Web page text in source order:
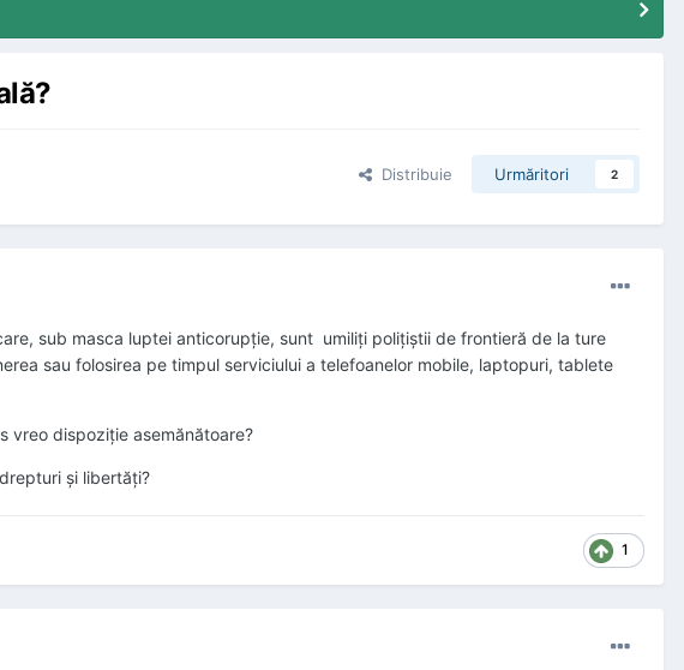
Distribuie Urmăritori 2
sub masca luptei anticorupție, sunt umiliți polițiștii de frontieră de la ture
sau folosirea pe timpul serviciului a telefoanelor mobile, laptopuri, tablete
vreo dispoziție asemănătoare?
și libertăți?
1